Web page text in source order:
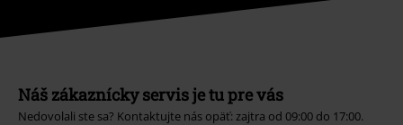
Náš zákaznícky servis je tu pre vás
Nedovolali ste sa? Kontaktujte nás opäť: zajtra od 09:00 do 17:00.